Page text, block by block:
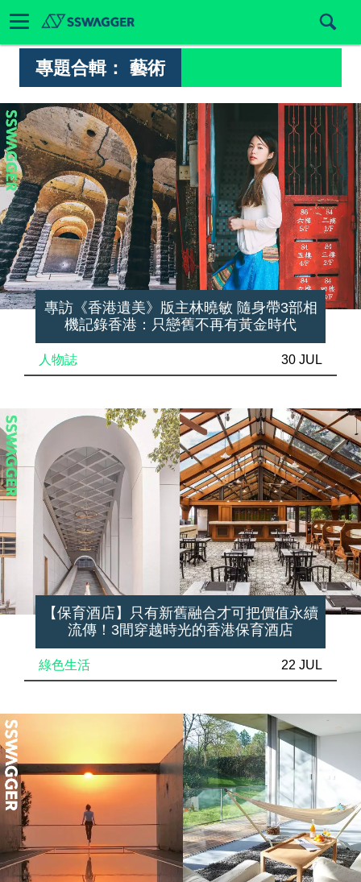
專題合輯： 藝術
專訪《香港遺美》版主林曉敏 隨身帶3部相
機記錄香港：只戀舊不再有黃金時代
人物誌 30 JUL
【保育酒店】只有新舊融合才可把價值永續
流傳！3間穿越時光的香港保育酒店
綠色生活 22 JUL